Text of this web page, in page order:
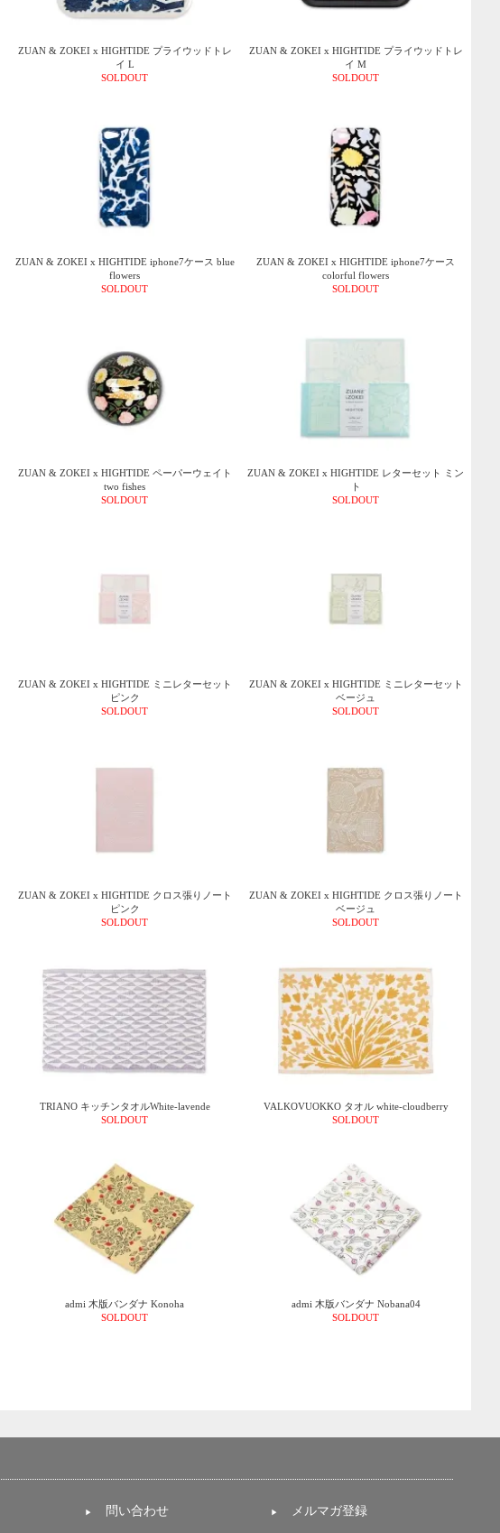
ZUAN & ZOKEI x HIGHTIDE プライウッドトレ
イ L
SOLDOUT
ZUAN & ZOKEI x HIGHTIDE プライウッドトレ
イ M
SOLDOUT
ZUAN & ZOKEI x HIGHTIDE iphone7ケース blue
flowers
SOLDOUT
ZUAN & ZOKEI x HIGHTIDE iphone7ケース
colorful flowers
SOLDOUT
ZUAN & ZOKEI x HIGHTIDE ペーパーウェイト
two fishes
SOLDOUT
ZUAN & ZOKEI x HIGHTIDE レターセット ミン
ト
SOLDOUT
ZUAN & ZOKEI x HIGHTIDE ミニレターセット
ピンク
SOLDOUT
ZUAN & ZOKEI x HIGHTIDE ミニレターセット
ベージュ
SOLDOUT
ZUAN & ZOKEI x HIGHTIDE クロス張りノート
ピンク
SOLDOUT
ZUAN & ZOKEI x HIGHTIDE クロス張りノート
ベージュ
SOLDOUT
TRIANO キッチンタオルWhite-lavende
SOLDOUT
VALKOVUOKKO タオル white-cloudberry
SOLDOUT
admi 木版バンダナ Konoha
SOLDOUT
admi 木版バンダナ Nobana04
SOLDOUT
問い合わせ メルマガ登録